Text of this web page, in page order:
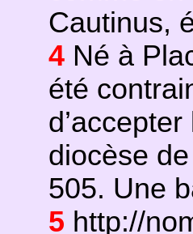
Cautinus,
4Né à
été
diocèse
505. Une
5 http://